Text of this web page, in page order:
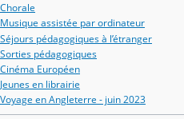
Chorale
Musique assistée par ordinateur
Séjours pédagogiques à l’étranger
Sorties pédagogiques
Cinéma Européen
Jeunes en librairie
Voyage en Angleterre - juin 2023